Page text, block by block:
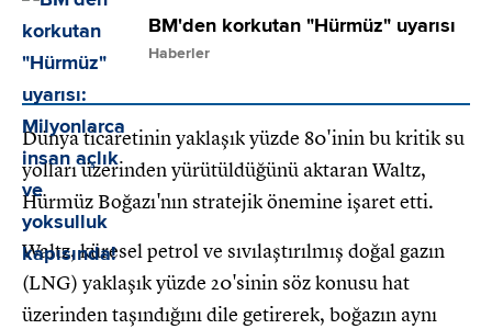
BM'den korkutan "Hürmüz" uyarısı
Haberler
Dünya ticaretinin yaklaşık yüzde 80'inin bu kritik su
yolları üzerinden yürütüldüğünü aktaran Waltz,
Hürmüz Boğazı'nın stratejik önemine işaret etti.
Waltz, küresel petrol ve sıvılaştırılmış doğal gazın
(LNG) yaklaşık yüzde 20'sinin söz konusu hat
üzerinden taşındığını dile getirerek, boğazın aynı